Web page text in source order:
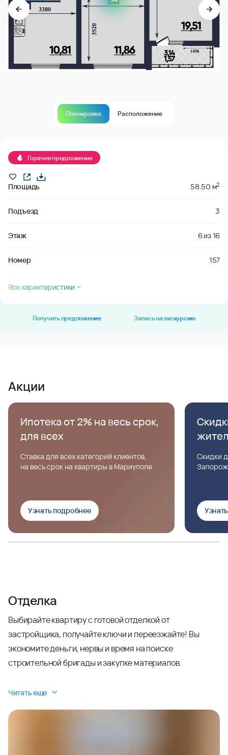
Планировка Расположение
Горячее предложение
Площадь 58.50 м2
Подъезд 3
Этаж 6из16
Номер 157
Все характеристики
Получить предложение Запись на экскурсию
Акции
Ипотека от 2% на весь срок,
для всех
Ставка для всех категорий клиентов,
на весь срок на квартиры в Мариуполе
Узнать подробнее
Скидки
Отделка
Выбирайте квартиру с готовой отделкой от
застройщика, получайте ключи и переезжайте! Вы
экономите деньги, нервы и время на поиске
строительной бригады и закупке материалов.
Читать еще